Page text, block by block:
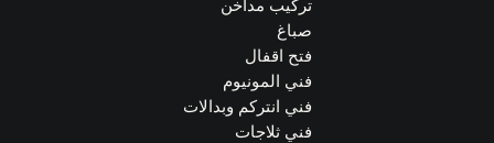
صباغ
فتح اقفال
فني المونيوم
فني انتركم وبدالات
فني ثلاجات